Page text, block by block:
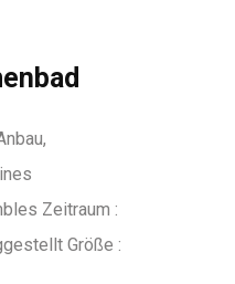
Zeitraum :
Größe :